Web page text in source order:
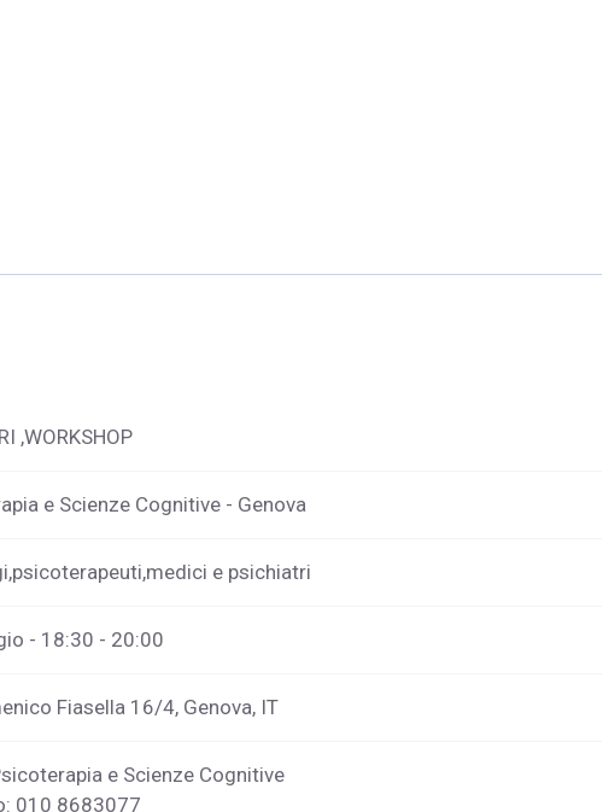
,WORKSHOP
e Scienze Cognitive - Genova
e psichiatri
- 18:30 - 20:00
Fiasella 16/4, Genova, IT
e Scienze Cognitive
010 8683077